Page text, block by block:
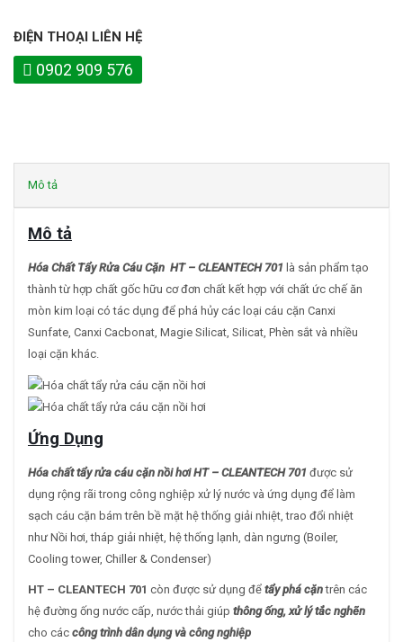
ĐIỆN THOẠI LIÊN HỆ
0902 909 576
Mô tả
Mô tả
Hóa Chất Tẩy Rửa Cáu Cặn HT – CLEANTECH 701 là sản phẩm tạo
thành từ hợp chất gốc hữu cơ đơn chất kết hợp với chất ức chế ăn
mòn kim loại có tác dụng để phá hủy các loại cáu cặn Canxi
Sunfate, Canxi Cacbonat, Magie Silicat, Silicat, Phèn sắt và nhiều
loại cặn khác.
Ứng Dụng
Hóa chất tẩy rửa cáu cặn nồi hơi HT – CLEANTECH 701 được sử
dụng rộng rãi trong công nghiệp xử lý nước và ứng dụng để làm
sạch cáu cặn bám trên bề mặt hệ thống giải nhiệt, trao đổi nhiệt
như Nồi hơi, tháp giải nhiệt, hệ thống lạnh, dàn ngưng (Boiler,
Cooling tower, Chiller & Condenser)
HT – CLEANTECH 701 còn được sử dụng để tẩy phá cặntrên các
hệ đường ống nước cấp, nước thải giúp thông ống, xử lý tắc nghẽn
cho các công trình dân dụng và công nghiệp